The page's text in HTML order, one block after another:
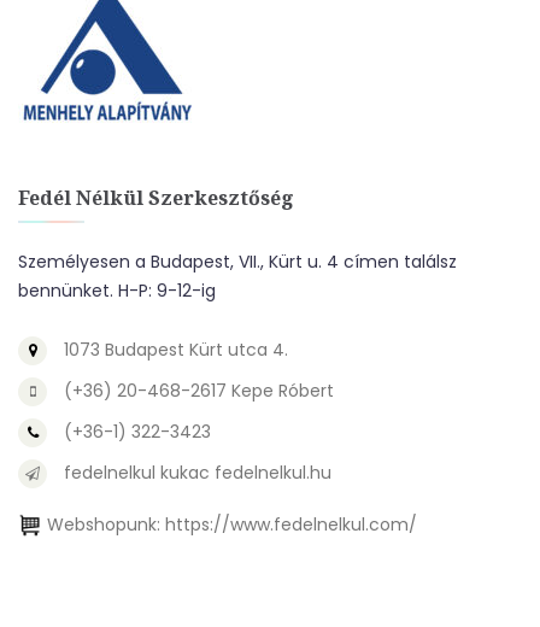
Fedél Nélkül Szerkesztőség
Személyesen a Budapest, VII., Kürt u. 4 címen találsz
bennünket. H-P: 9-12-ig
1073 Budapest Kürt utca 4.
(+36) 20-468-2617 Kepe Róbert
(+36-1) 322-3423
fedelnelkul kukac fedelnelkul.hu
Webshopunk: https://www.fedelnelkul.com/